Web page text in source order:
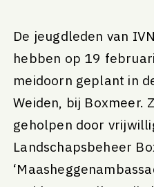
De jeugdleden van
hebben op 19
meidoorn geplant in
Weiden, bij Boxmeer.
geholpen door
Landschapsbeheer